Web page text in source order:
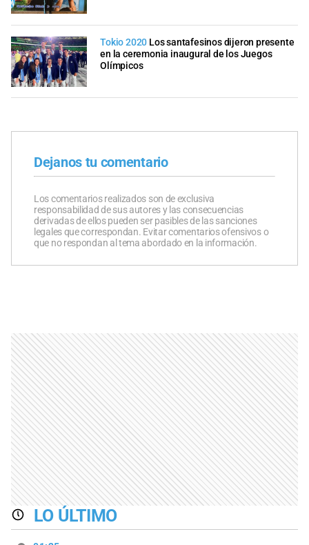
Tokio 2020 Los santafesinos dijeron presente
en la ceremonia inaugural de los Juegos
Olímpicos
Dejanos tu comentario
Los comentarios realizados son de exclusiva
responsabilidad de sus autores y las consecuencias
derivadas de ellos pueden ser pasibles de las sanciones
legales que correspondan. Evitar comentarios ofensivos o
que no respondan al tema abordado en la información.
LO ÚLTIMO